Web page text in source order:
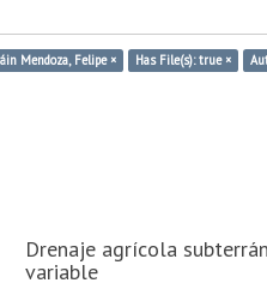
Mendoza, Felipe × Has File(s): true ×
Drenaje agrícola
variable